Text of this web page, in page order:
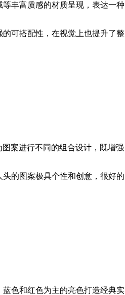
丰富质感的材质呈现，表达一种
可搭配性，在视觉上也提升了整
案进行不同的组合设计，既增强
的图案极具个性和创意，很好的
色和红色为主的亮色打造经典实